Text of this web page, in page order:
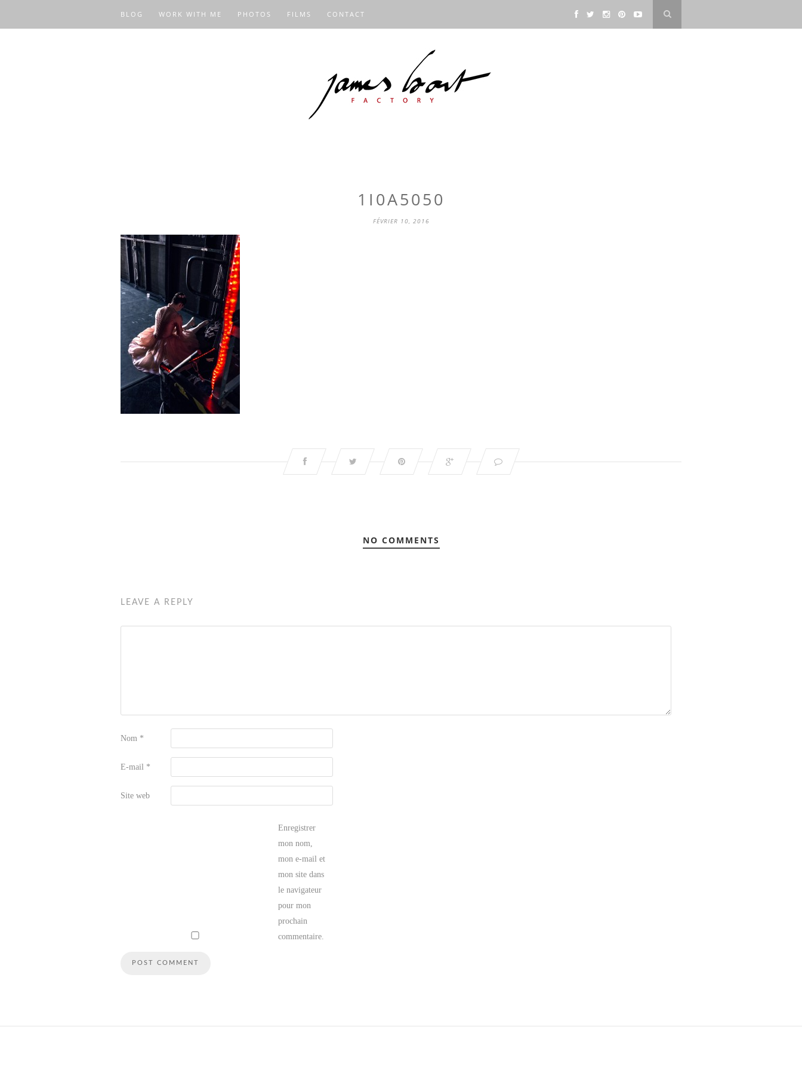
BLOG WORK WITH ME PHOTOS FILMS CONTACT
1I0A5050
FÉVRIER 10, 2016
NO COMMENTS
LEAVE A REPLY
Nom *
E-mail *
Site web
Enregistrer
mon nom,
mon e-mail et
mon site dans
le navigateur
pour mon
prochain
commentaire.